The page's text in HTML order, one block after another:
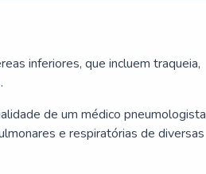
inferiores, que incluem traqueia,
de um médico pneumologista
e respiratórias de diversas